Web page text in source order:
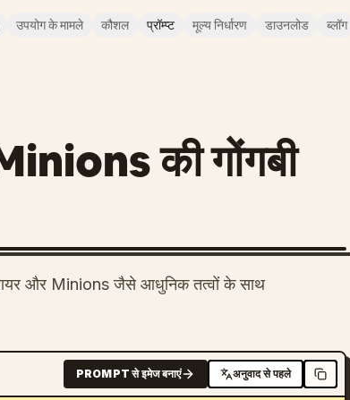
उपयोग के मामले कौशल प्रॉम्प्ट मूल्य निर्धारण डाउनलोड ब्लॉग
की गोंगबी
ड्रायर और Minions जैसे आधुनिक तत्वों के साथ
PROMPT से इमेज बनाएं अनुवाद से पहले